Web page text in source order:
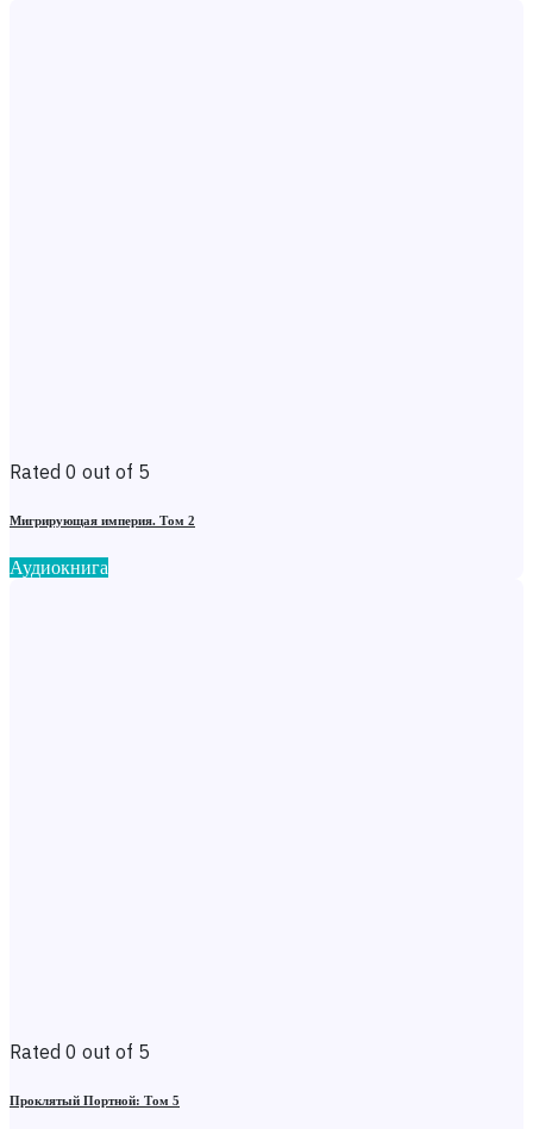
Rated 0 out of 5
Мигрирующая империя. Том 2
Аудиокнига
Rated 0 out of 5
Проклятый Портной: Том 5